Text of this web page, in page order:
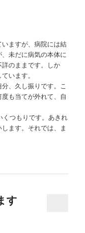
ますが、病院には結
未だに病気の本体に
のままです。しか
います。
、久し振りです。こ
も当てが外れて、自
くつもりです。あきれ
ます。それでは、ま
す